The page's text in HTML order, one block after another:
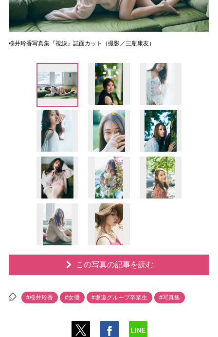
桜井玲香写真集『視線』誌面カット（撮影／三瓶康友）
この写真の記事を読む
#桜井玲香 #女優 #坂道グループ卒業生 #写真集